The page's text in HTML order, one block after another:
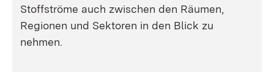
Stoffströme auch zwischen den Räumen,
Regionen und Sektoren in den Blick zu
nehmen.